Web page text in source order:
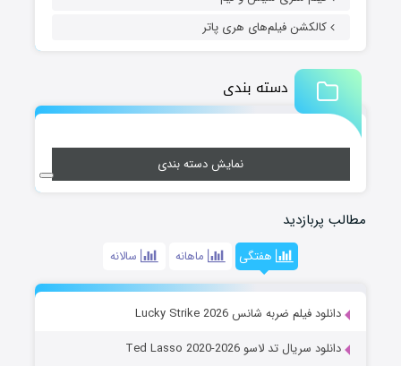
کالکشن فیلم‌های هری پاتر
دسته بندی
نمایش دسته بندی
مطالب پربازدید
هفتگی ماهانه سالانه
دانلود فیلم ضربه شانس Lucky Strike 2026
دانلود سریال تد لاسو Ted Lasso 2020-2026